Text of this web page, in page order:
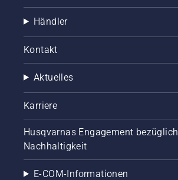
Händler
Kontakt
Aktuelles
Karriere
Husqvarnas Engagement bezüglich
Nachhaltigkeit
E-COM-Informationen